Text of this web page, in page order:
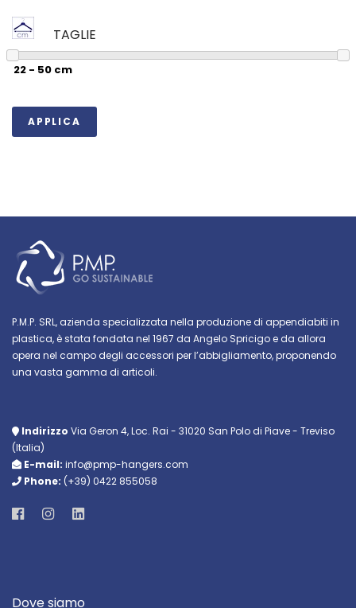
TAGLIE
APPLICA
P.M.P. SRL, azienda specializzata nella produzione di appendiabiti in
plastica, è stata fondata nel 1967 da Angelo Spricigo e da allora
opera nel campo degli accessori per l’abbigliamento, proponendo
una vasta gamma di articoli.
Indirizzo Via Geron 4, Loc. Rai - 31020 San Polo di Piave - Treviso
(Italia)
E-mail: info@pmp-hangers.com
Phone: (+39) 0422 855058
Dove siamo